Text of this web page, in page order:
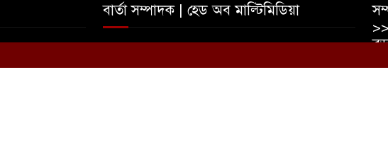
বার্তা সম্পাদক | হেড অব মাল্টিমিডিয়া